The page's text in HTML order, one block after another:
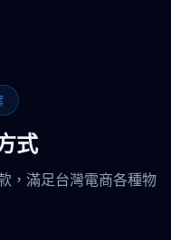
式
，滿足台灣電商各種物